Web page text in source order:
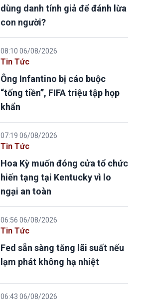
dùng danh tính giả để đánh lừa
con người?
08:10 06/08/2026
Tin Tức
Ông Infantino bị cáo buộc
“tống tiền”, FIFA triệu tập họp
khẩn
07:19 06/08/2026
Tin Tức
Hoa Kỳ muốn đóng cửa tổ chức
hiến tạng tại Kentucky vì lo
ngại an toàn
06:56 06/08/2026
Tin Tức
Fed sẵn sàng tăng lãi suất nếu
lạm phát không hạ nhiệt
06:43 06/08/2026